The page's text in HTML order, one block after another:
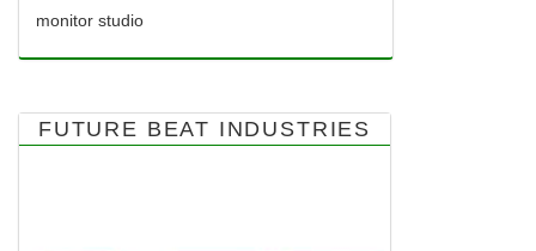
monitor studio
FUTURE BEAT INDUSTRIES